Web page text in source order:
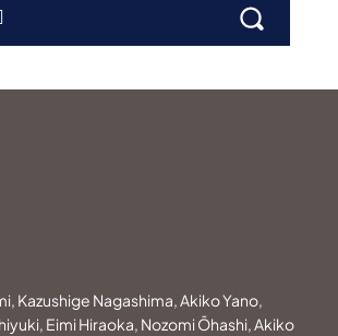
Kazushige Nagashima, Akiko Yano,
Eimi Hiraoka, Nozomi Ōhashi, Akiko